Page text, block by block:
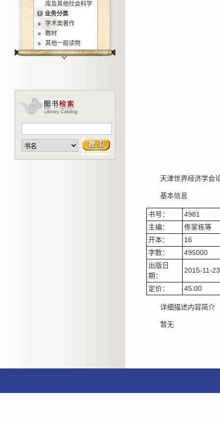
库及其他社会科学
业务分类
学术类著作
教材
其他一般读物
天津世界经济学会
基本信息
书号：
4981
主编：
佟家栋等
开本：
16
字数：
495000
出版日
期：
2015-11-23
定价： 45.00
详细描述内容简介
暂无